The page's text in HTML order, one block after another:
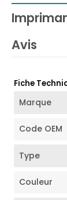
Avis
Fiche
Marque
Code OEM
Type
Couleur